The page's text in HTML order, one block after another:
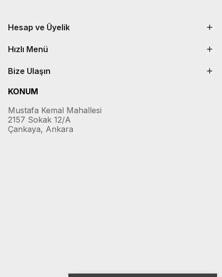
Hesap ve Üyelik
Hızlı Menü
Bize Ulaşın
KONUM
Mustafa Kemal Mahallesi
2157 Sokak 12/A
Çankaya, Ankara